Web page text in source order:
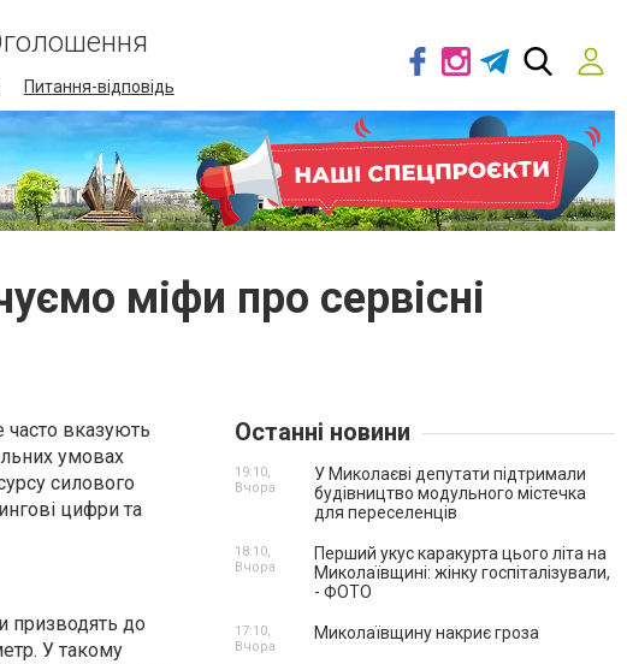
Питання-відповідь
міфи про сервісні
часто вказують
умовах
силового
цифри та
призводять до
У такому
Останні новини
У Миколаєві депутати підтримали
будівництво модульного містечка
для переселенців
19:10,
Вчора
Перший укус каракурта цього літа на
Миколаївщині: жінку госпіталізували,
- ФОТО
18:10,
Вчора
Миколаївщину накриє гроза
17:10,
Вчора